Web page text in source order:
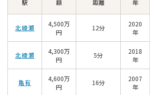
駅
額
距離
年
北綾瀬
4,500万
円
12分
2020
年
北綾瀬
4,300万
円
5分
2018
年
亀有
4,600万
円
16分
2007
年